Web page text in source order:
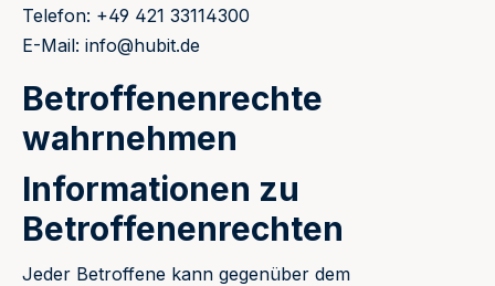
Telefon: +49 421 33114300
E-Mail: info@hubit.de
Betroffenenrechte
wahrnehmen
Informationen zu
Betroffenenrechten
Jeder Betroffene kann gegenüber dem